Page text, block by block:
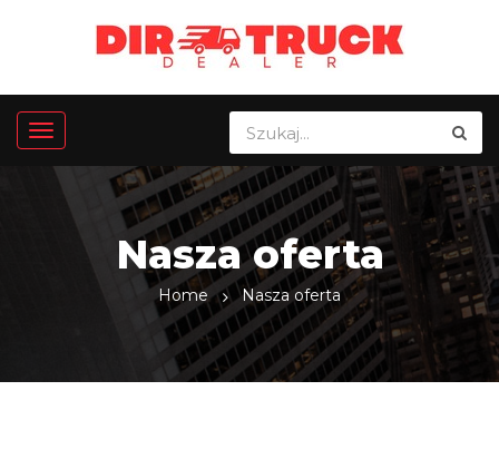
Nasza oferta
Home Nasza oferta